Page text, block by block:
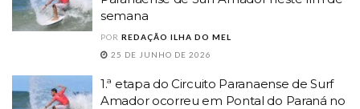
semana
POR REDAÇÃO ILHA DO MEL
25 DE JUNHO DE 2026
1.ª etapa do Circuito Paranaense de Surf
Amador ocorreu em Pontal do Paraná no